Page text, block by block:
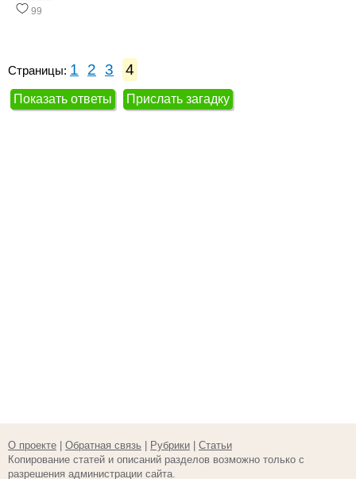
99
Страницы: 1 2 3 4
Показать ответы Прислать загадку
О проекте Обратная связь Рубрики
Статьи
Копирование статей и описаний разделов возможно только с
разрешения администрации сайта.